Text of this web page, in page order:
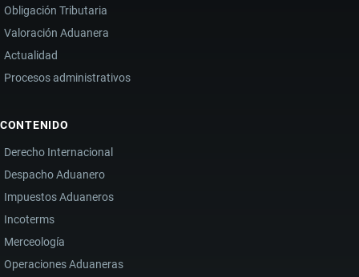
Obligación Tributaria
Valoración Aduanera
Actualidad
Procesos administrativos
CONTENIDO
Derecho Internacional
Despacho Aduanero
Impuestos Aduaneros
Incoterms
Merceología
Operaciones Aduaneras